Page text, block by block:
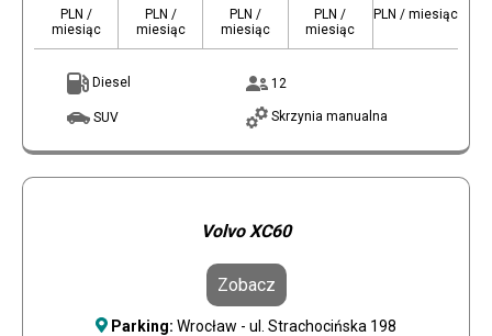
PLN /
miesiąc
PLN /
miesiąc
PLN /
miesiąc
PLN /
miesiąc
PLN / miesiąc
Diesel 12
SUV Skrzynia manualna
Volvo XC60
Zobacz
Parking: Wrocław - ul. Strachocińska 198